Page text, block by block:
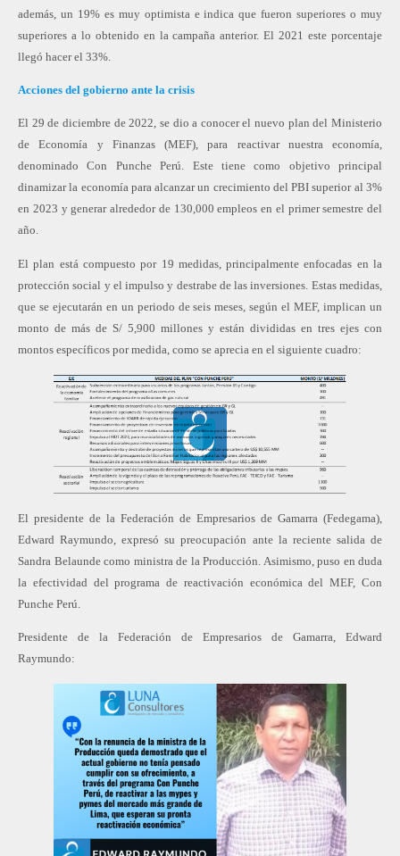
además, un 19% es muy optimista e indica que fueron superiores o muy
superiores a lo obtenido en la campaña anterior. El 2021 este porcentaje
llegó hacer el 33%.
Acciones del gobierno ante la crisis
El 29 de diciembre de 2022, se dio a conocer el nuevo plan del Ministerio
de Economía y Finanzas (MEF), para reactivar nuestra economía,
denominado Con Punche Perú. Este tiene como objetivo principal
dinamizar la economía para alcanzar un crecimiento del PBI superior al 3%
en 2023 y generar alrededor de 130,000 empleos en el primer semestre del
año.
El plan está compuesto por 19 medidas, principalmente enfocadas en la
protección social y el impulso y destrabe de las inversiones. Estas medidas,
que se ejecutarán en un periodo de seis meses, según el MEF, implican un
monto de más de S/ 5,900 millones y están divididas en tres ejes con
montos específicos por medida, como se aprecia en el siguiente cuadro:
El presidente de la Federación de Empresarios de Gamarra (Fedegama),
Edward Raymundo, expresó su preocupación ante la reciente salida de
Sandra Belaunde como ministra de la Producción. Asimismo, puso en duda
la efectividad del programa de reactivación económica del MEF, Con
Punche Perú.
Presidente de la Federación de Empresarios de Gamarra, Edward
Raymundo: